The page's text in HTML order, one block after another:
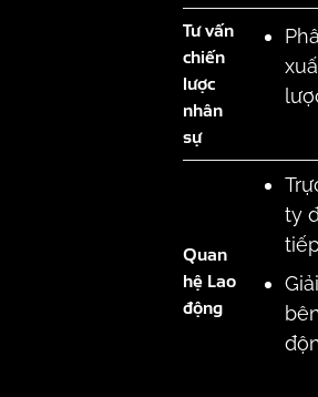
Tư vấn
chiến
lược
nhân
sự
Quan
hệ Lao
động
ty